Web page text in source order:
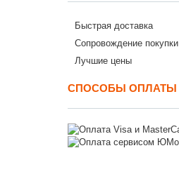
Быстрая доставка
Сопровождение покупки
Лучшие цены
СПОСОБЫ ОПЛАТЫ